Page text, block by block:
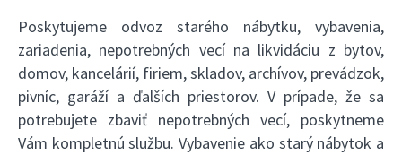
Poskytujeme odvoz starého nábytku, vybavenia,
zariadenia, nepotrebných vecí na likvidáciu z bytov,
domov, kancelárií, firiem, skladov, archívov, prevádzok,
pivníc, garáží a ďalších priestorov. V prípade, že sa
potrebujete zbaviť nepotrebných vecí, poskytneme
Vám kompletnú službu. Vybavenie ako starý nábytok a